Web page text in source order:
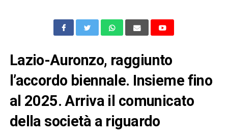
Lazio-Auronzo, raggiunto
l’accordo biennale. Insieme fino
al 2025. Arriva il comunicato
della società a riguardo